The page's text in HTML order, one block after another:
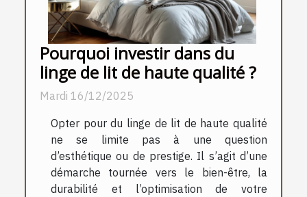
Pourquoi investir dans du
linge de lit de haute qualité ?
Mardi 16/12/2025
Opter pour du linge de lit de haute qualité
ne se limite pas à une question
d’esthétique ou de prestige. Il s’agit d’une
démarche tournée vers le bien-être, la
durabilité et l’optimisation de votre